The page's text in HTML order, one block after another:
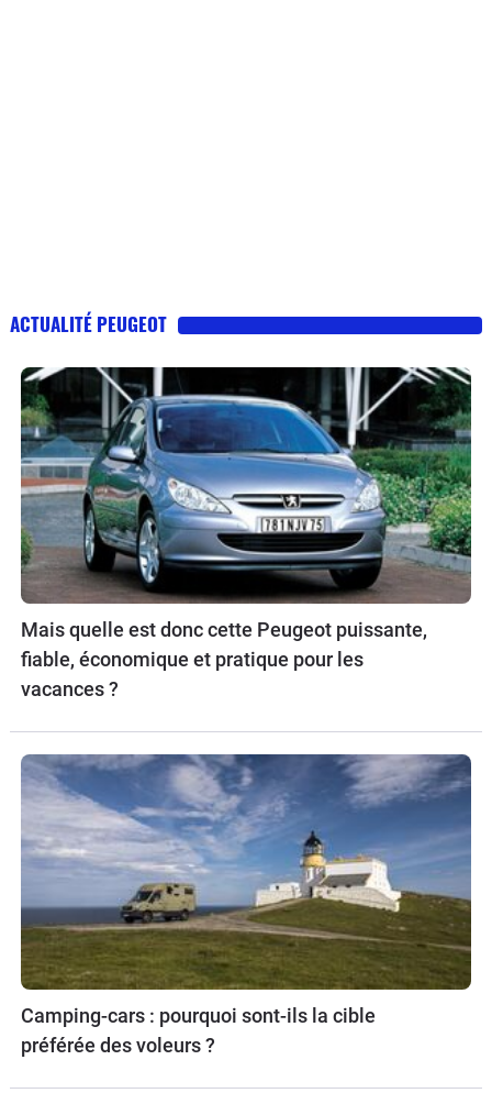
ACTUALITÉ PEUGEOT
Mais quelle est donc cette Peugeot puissante,
fiable, économique et pratique pour les
vacances ?
Camping-cars : pourquoi sont-ils la cible
préférée des voleurs ?